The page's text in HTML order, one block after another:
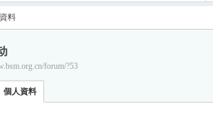
料
forum/?53
個人資料